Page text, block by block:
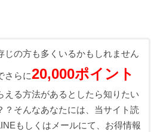
じの方も多くいるかもしれません
さらに20,000ポイント
える方法があるとしたら知りたい
？そんなあなたには、当サイト読
もしくはメールにて、お得情報